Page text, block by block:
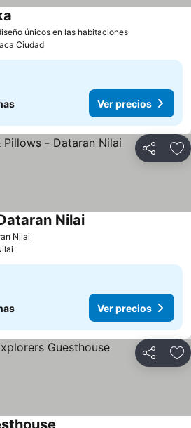
únicos en las habitaciones
Ciudad
Ver precios
Compartir
Nilai
Nilai
Ver precios
Compartir